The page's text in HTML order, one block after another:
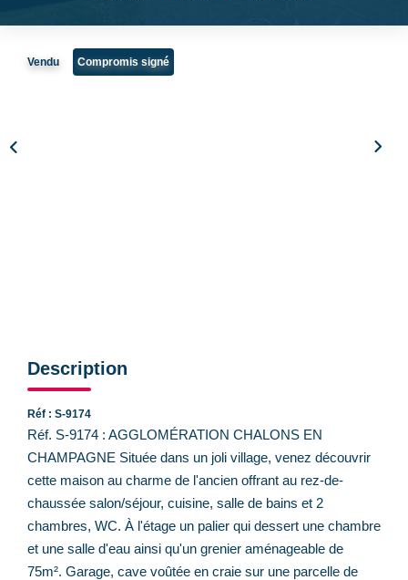
Vendu Compromis signé
Description
Réf : S-9174
Réf. S-9174 : AGGLOMÉRATION CHALONS EN
CHAMPAGNE Située dans un joli village, venez découvrir
cette maison au charme de l'ancien offrant au rez-de-
chaussée salon/séjour, cuisine, salle de bains et 2
chambres, WC. À l'étage un palier qui dessert une chambre
et une salle d'eau ainsi qu'un grenier aménageable de
75m². Garage, cave voûtée en craie sur une parcelle de